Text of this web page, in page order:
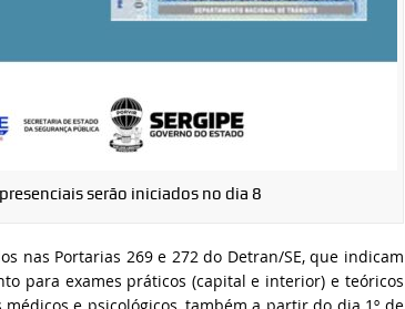
serão iniciados no dia 8
nas Portarias 269 e 272 do Detran/SE, que indicam
para exames práticos (capital e interior) e teóricos